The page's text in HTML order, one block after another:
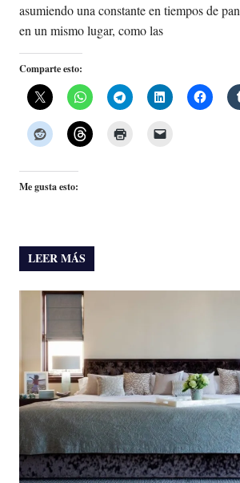
asumiendo una constante en tiempos de
en un mismo lugar, como las
Comparte esto:
Me gusta esto:
LEER MÁS